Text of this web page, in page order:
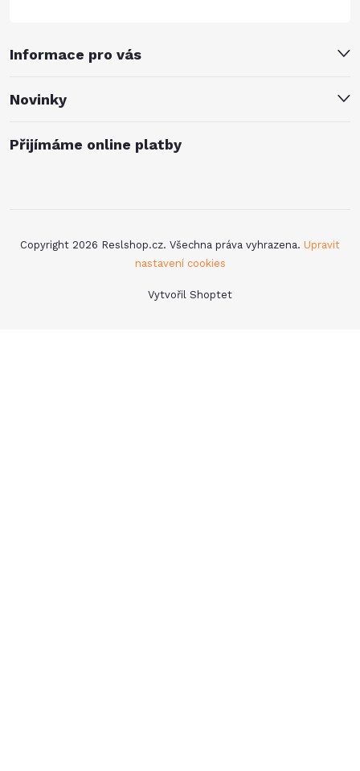
Informace pro vás
Novinky
Přijímáme online platby
Vytvořil Shoptet
Copyright 2026 Reslshop.cz. Všechna práva vyhrazena. Upravit
nastavení cookies